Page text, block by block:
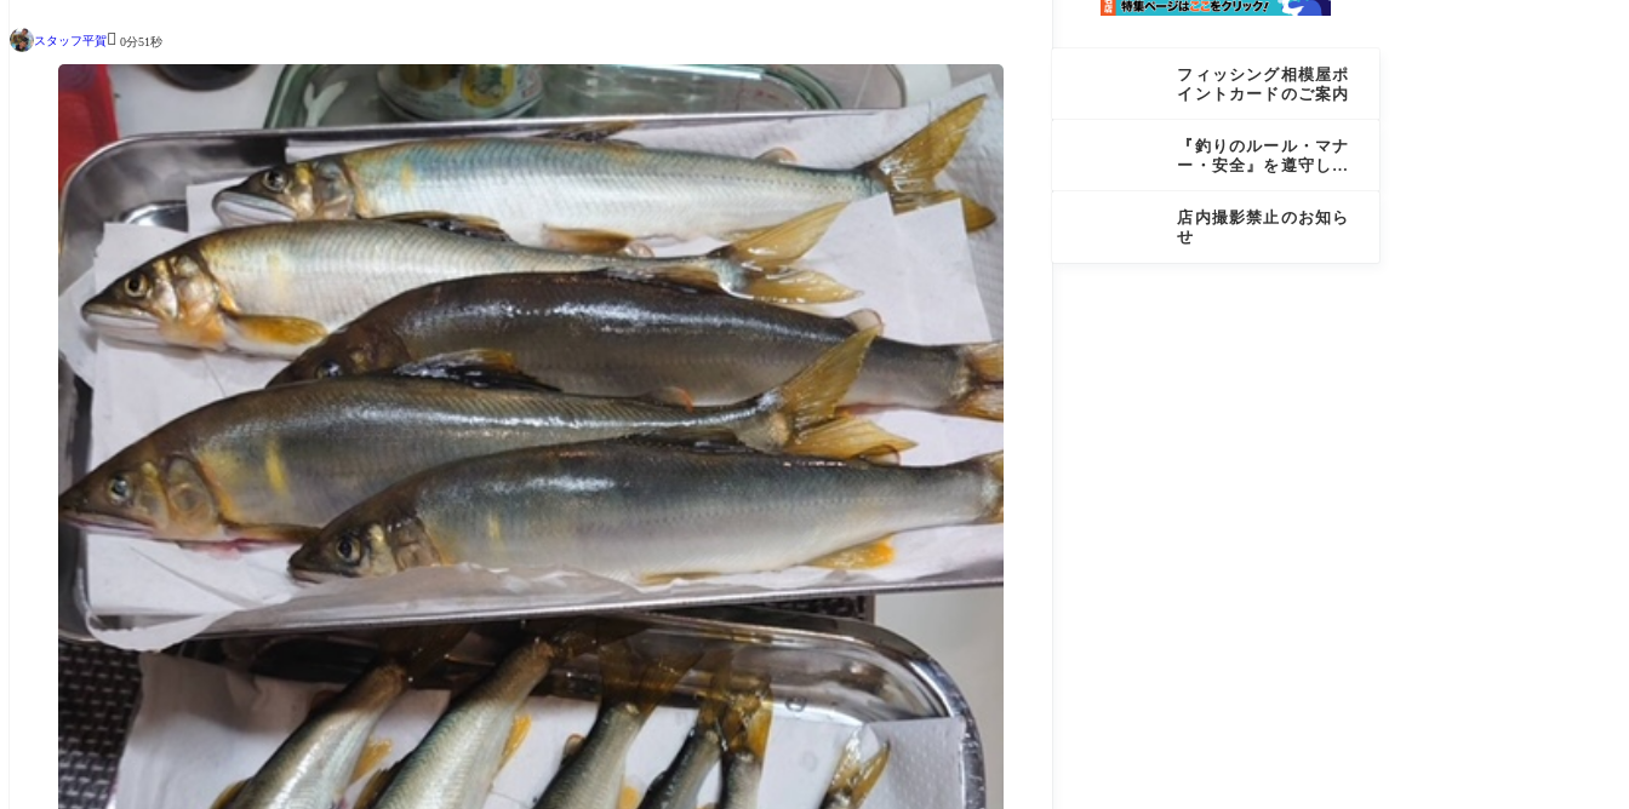
スタッフ平賀 0分51秒
フィッシング相模屋ポ
イントカードのご案内
『釣りのルール・マナ
ー・安全』を遵守しま
店内撮影禁止のお知ら
せ